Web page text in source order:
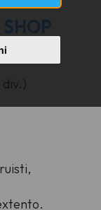
div.)